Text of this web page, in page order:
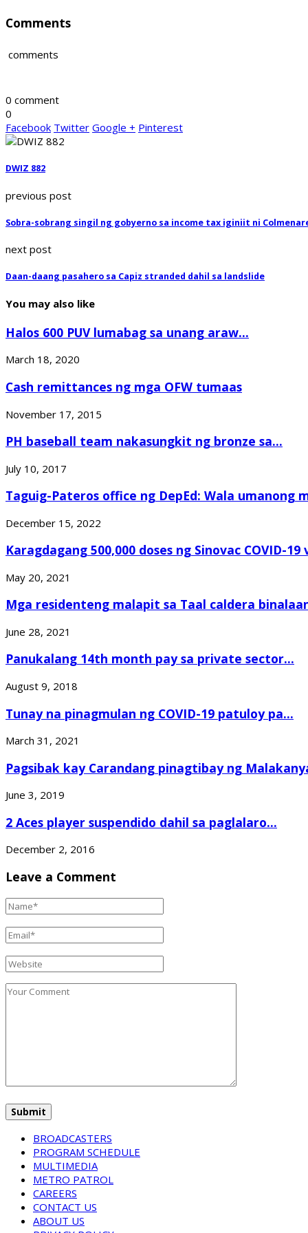
Comments
comments
0 comment
0
Facebook Twitter Google + Pinterest
DWIZ 882
previous post
Sobra-sobrang singil ng gobyerno sa income tax iginiit ni
next post
Daan-daang pasahero sa Capiz stranded dahil sa landslide
You may also like
Halos 600 PUV lumabag sa unang araw...
March 18, 2020
Cash remittances ng mga OFW tumaas
November 17, 2015
PH baseball team nakasungkit ng bronze sa...
July 10, 2017
Taguig-Pateros office ng DepEd: Wala umanong
December 15, 2022
Karagdagang 500,000 doses ng Sinovac COVID-19
May 20, 2021
Mga residenteng malapit sa Taal caldera
June 28, 2021
Panukalang 14th month pay sa private sector...
August 9, 2018
Tunay na pinagmulan ng COVID-19 patuloy pa...
March 31, 2021
Pagsibak kay Carandang pinagtibay ng
June 3, 2019
2 Aces player suspendido dahil sa paglalaro...
December 2, 2016
Leave a Comment
BROADCASTERS
PROGRAM SCHEDULE
MULTIMEDIA
METRO PATROL
CAREERS
CONTACT US
ABOUT US